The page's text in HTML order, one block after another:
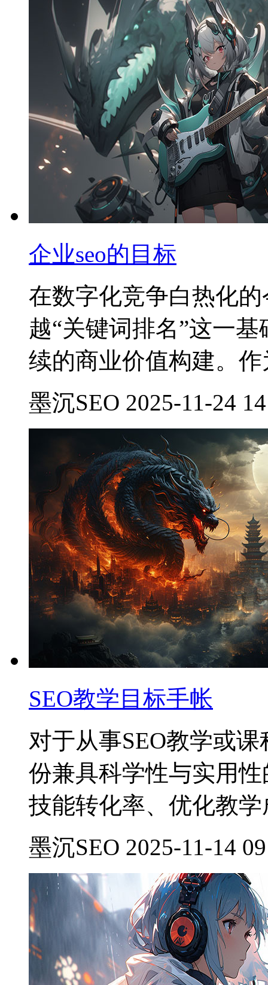
企业seo的目标
在数字化竞争白热化
越“关键词排名”这一
续的商业价值构建。作
墨沉SEO 2025-11-24
SEO教学目标手帐
对于从事SEO教学或
份兼具科学性与实用
技能转化率、优化教
墨沉SEO 2025-11-14